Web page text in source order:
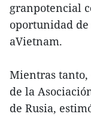
granpotencial
oportunidad
aVietnam.
Mientras
de la
de Rusia,